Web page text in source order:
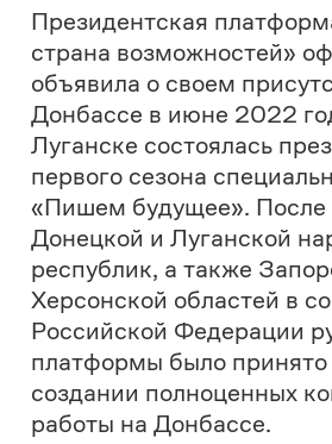
создании полноценных команд
работы на Донбассе.
Это решение было обусловлено
необходимостью поддержать
новых субъектов Российской
Федерации в их личностном,
профессиональном и карьерном
развитии, обеспечить доступ к
возможностям, которыми их
из других регионов нашей
воспользоваться в течение
лет.
В январе 2023 года в Луганске
свои двери представительство
президентской платформы
страна возможностей» в Луганской